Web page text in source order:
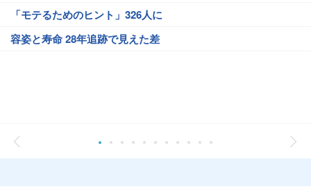
「モテるためのヒント」326人に
容姿と寿命 28年追跡で見えた差